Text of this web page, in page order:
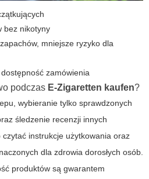
bez nikotyny
mniejsze ryzyko dla
zamówienia
podczas E-Zigaretten kaufen?
wybieranie tylko sprawdzonych
śledzenie recenzji innych
instrukcje użytkowania oraz
dla zdrowia dorosłych osób.
produktów są gwarantem